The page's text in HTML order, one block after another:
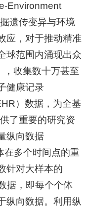
+
+
Environment
遗传变异与环境
应，对于推动精准
球范围内涌现出众
收集数十万甚至
健康记录
）数据，为全基
了重要的研究资
纵向数据
在多个时间点的重
针对大样本的
据，即每个个体
纵向数据。利用纵